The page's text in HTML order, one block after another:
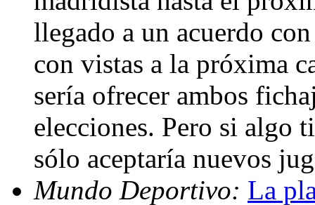
llegado a un acuerdo
con vistas a la próxima
sería ofrecer ambos
elecciones. Pero si algo
sólo aceptaría nuevos
Mundo Deportivo: La